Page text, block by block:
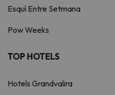
Esquí Entre Setmana
Pow Weeks
TOP HOTELS
Hotels Grandvalira